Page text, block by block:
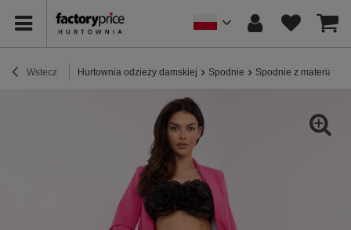
Wstecz Hurtownia odzieży damskiej Spodnie Spodnie z materiału